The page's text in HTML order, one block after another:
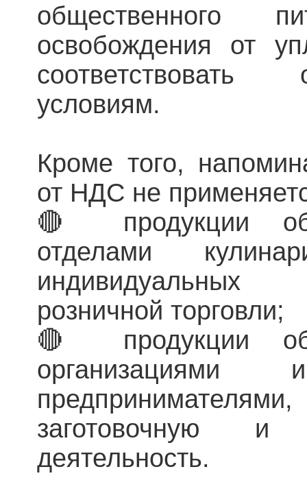
общественного
освобождения от
условиям.
Кроме того,
от НДС не
🔴 продукции
отделами
розничной торговли;
🔴 продукции
организациями
заготовочную и
деятельность.